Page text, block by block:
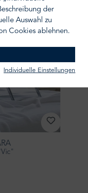
der
Auswahl zu
Cookies ablehnen.
Individuelle Einstellungen